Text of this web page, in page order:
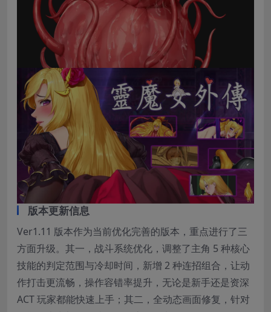
版本更新信息
Ver1.11 版本作为当前优化完善的版本，重点进行了三
方面升级。其一，战斗系统优化，调整了主角 5 种核心
技能的判定范围与冷却时间，新增 2 种连招组合，让动
作打击更流畅，操作容错率提升，无论是新手还是资深
ACT 玩家都能快速上手；其二，全动态画面修复，针对